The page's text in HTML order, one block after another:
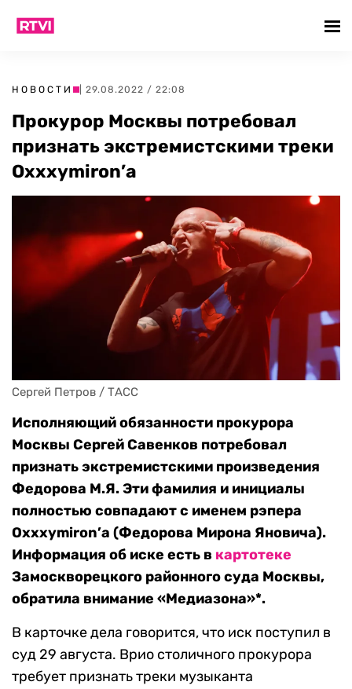
НОВОСТИ | 29.08.2022 / 22:08
Прокурор Москвы потребовал
признать экстремистскими треки
Oxxxymiron’а
Сергей Петров / ТАСС
Исполняющий обязанности прокурора
Москвы Сергей Савенков потребовал
признать экстремистскими произведения
Федорова М.Я. Эти фамилия и инициалы
полностью совпадают с именем рэпера
Oxxxymiron’а (Федорова Мирона Яновича).
Информация об иске есть в картотеке
Замоскворецкого районного суда Москвы,
обратила внимание «Медиазона»*.
В карточке дела говорится, что иск поступил в
суд 29 августа. Врио столичного прокурора
требует признать треки музыканта